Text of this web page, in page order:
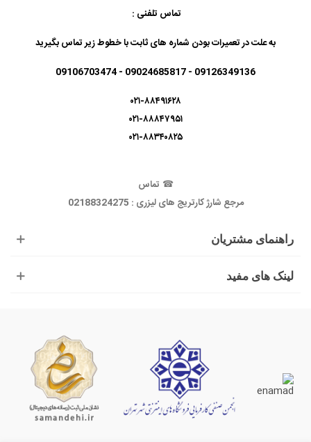
راهنمای مشتریان
لینک های مفید
تماس تلفنی :
به علت در تعمیرات بودن شماره های ثابت با خطوط زیر تماس بگیرید
09126349136 - 09024685817 - 09106703474
۰۲۱-۸۸۴۹۱۶۲۸
۰۲۱-۸۸۸۴۷۹۵۱
۰۲۱-۸۸۳۴۰۸۲۵
☎ تماس
مرجع شارژ کارتریج های لیزری : 02188324275